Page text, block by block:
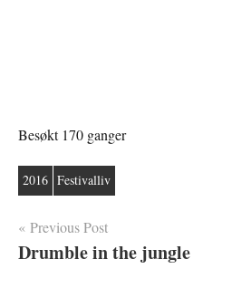
Besøkt 170 ganger
2016 Festivalliv
Innleggsnavigasjon
Previous Post
Drumble in the jungle